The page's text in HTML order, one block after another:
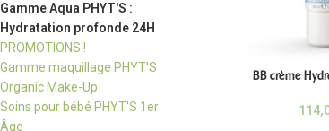
Gamme Aqua PHYT'S :
Hydratation profonde 24H
PROMOTIONS !
Gamme maquillage PHYT'S
Organic Make-Up
Soins pour bébé PHYT'S 1er
Âge
BB crème